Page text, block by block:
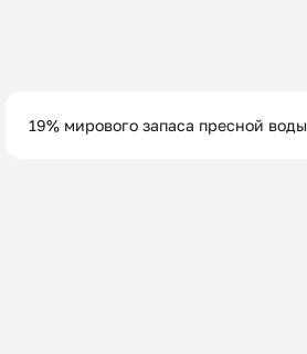
19% мирового запаса пресной воды